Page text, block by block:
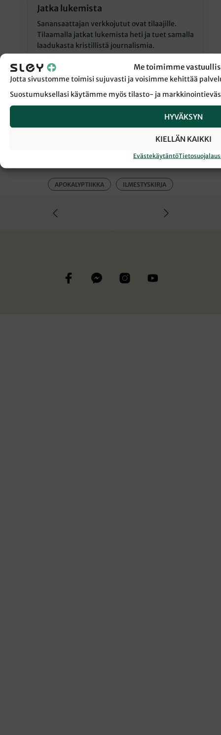
Me toimimme
Jotta sivustomme toimisi sujuvasti ja voisimme kehittää
Suostumuksellasi käytämme myös tilasto- ja
HYVÄKSYN
KIELLÄN KAIKKI
Evästekäytäntö
Jatka lukemista
Sanansaattajan verkkojutut ovat tilaajille.
Tilaamalla jatkat lukemista heti ja tuet samalla
laadukasta kristillistä journalismia.
Jatka lukemista
← Takaisin Sanansaattaja-lehden etusivulle
APOKALYPTIIKKA ILMESTYSKIRJA